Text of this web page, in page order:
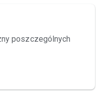
poszczególnych